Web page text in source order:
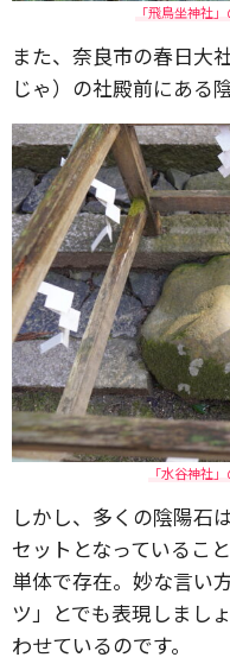
「飛鳥坐神社
また、奈良市の春日大
じゃ）の社殿前にある
「水谷神社
しかし、多くの陰陽石
セットとなっているこ
単体で存在。妙な言い
ツ」とでも表現しまし
わせているのです。